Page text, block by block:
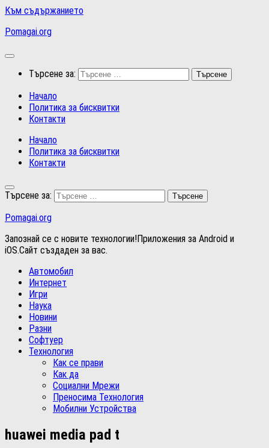
Към съдържанието
Pomagai.org
Търсене за:
Начало
Политика за бисквитки
Контакти
Начало
Политика за бисквитки
Контакти
Търсене за:
Pomagai.org
Запознай се с новите технологии!Приложения за Android и
iOS.Сайт създаден за вас.
Автомобил
Интернет
Игри
Наука
Новини
Разни
Софтуер
Технология
Как се прави
Как да
Социални Мрежи
Преносима Технология
Мобилни Устройства
huawei media pad t